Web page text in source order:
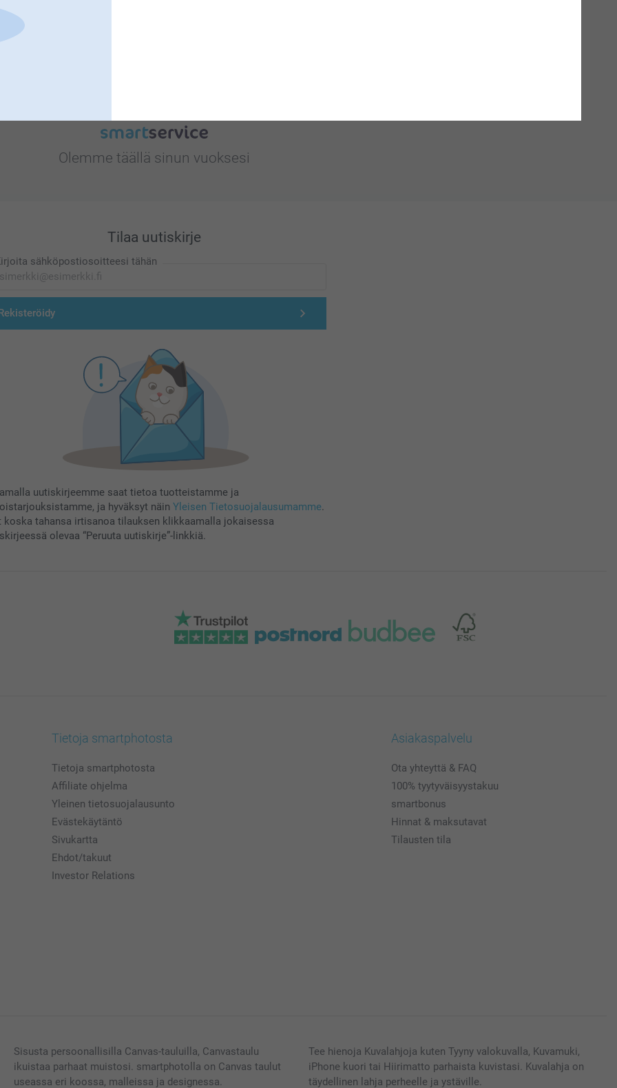
Olemme täällä sinun vuoksesi
Tilaa uutiskirje
sähköpostiosoitteesi tähän
uutiskirjeemme saat tietoa tuotteistamme ja
ja hyväksyt näin Yleisen Tietosuojalausumamme.
koska tahansa irtisanoa tilauksen klikkaamalla jokaisessa
olevaa “Peruuta uutiskirje”-linkkiä.
Tietoja smartphotosta
Tietoja smartphotosta
Affiliate ohjelma
Yleinen tietosuojalausunto
Evästekäytäntö
Sivukartta
Ehdot/takuut
Investor Relations
Asiakaspalvelu
Ota yhteyttä & FAQ
100% tyytyväisyystakuu
smartbonus
Hinnat & maksutavat
Tilausten tila
Sisusta persoonallisilla Canvas-tauluilla, Canvastaulu
ikuistaa parhaat muistosi. smartphotolla on Canvas taulut
useassa eri koossa, malleissa ja designessa.
Tee hienoja Kuvalahjoja kuten Tyyny valokuvalla, Kuvamuki,
iPhone kuori tai Hiirimatto parhaista kuvistasi. Kuvalahja on
täydellinen lahja perheelle ja ystäville.